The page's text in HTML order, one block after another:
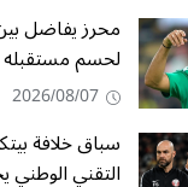
محرز يفاضل
لحسم مستقبله
2026/08/07
سباق خلافة
التقني